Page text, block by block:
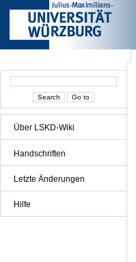
Über LSKD-Wiki
Handschriften
Letzte Änderungen
Hilfe